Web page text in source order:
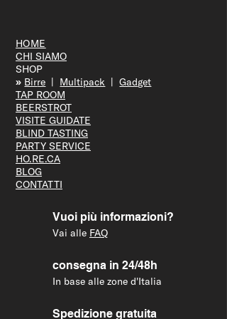
HOME
CHI SIAMO
SHOP
» Birre Multipack |Gadget
TAP ROOM
BEERSTROT
VISITE GUIDATE
BLIND TASTING
PARTY SERVICE
HO.RE.CA
BLOG
CONTATTI
Vuoi più informazioni?
Vai alle FAQ
consegna in 24/48h
In base alle zone d'Italia
Spedizione gratuita